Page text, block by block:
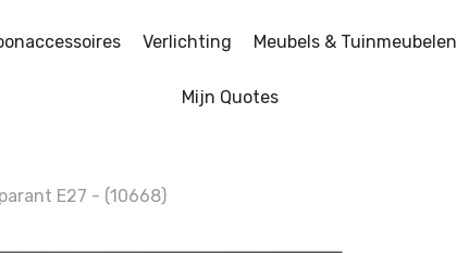
Verlichting Meubels & Tuinmeubelen
Mijn Quotes
E27 - (10668)